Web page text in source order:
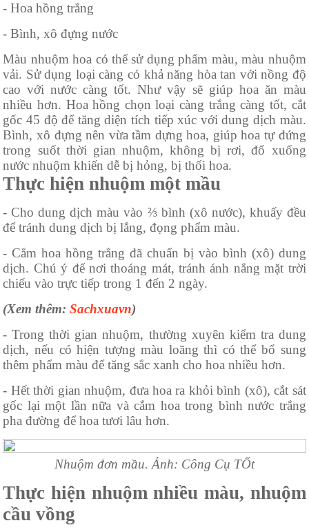
- Hoa hồng trắng
- Bình, xô đựng nước
Màu nhuộm hoa có thể sử dụng phẩm màu, màu nhuộm
vải. Sử dụng loại càng có khả năng hòa tan với nồng độ
cao với nước càng tốt. Như vậy sẽ giúp hoa ăn màu
nhiều hơn. Hoa hồng chọn loại càng trắng càng tốt, cắt
gốc 45 độ để tăng diện tích tiếp xúc với dung dịch màu.
Bình, xô đựng nên vừa tầm dựng hoa, giúp hoa tự đứng
trong suốt thời gian nhuộm, không bị rơi, đổ xuống
nước nhuộm khiến dễ bị hỏng, bị thối hoa.
Thực hiện nhuộm một mầu
- Cho dung dịch màu vào ⅔ bình (xô nước), khuấy đều
để tránh dung dịch bị lắng, đọng phẩm màu.
- Cắm hoa hồng trắng đã chuẩn bị vào bình (xô) dung
dịch. Chú ý để nơi thoáng mát, tránh ánh nắng mặt trời
chiếu vào trực tiếp trong 1 đến 2 ngày.
(Xem thêm:Sachxuavn)
- Trong thời gian nhuộm, thường xuyên kiểm tra dung
dịch, nếu có hiện tượng màu loãng thì có thể bổ sung
thêm phẩm màu để tăng sắc xanh cho hoa nhiều hơn.
- Hết thời gian nhuộm, đưa hoa ra khỏi bình (xô), cắt sát
gốc lại một lần nữa và cắm hoa trong bình nước trắng
pha đường để hoa tươi lâu hơn.
Nhuộm đơn mầu. Ảnh: Công Cụ TỐt
Thực hiện nhuộm nhiều màu, nhuộm
cầu vồng